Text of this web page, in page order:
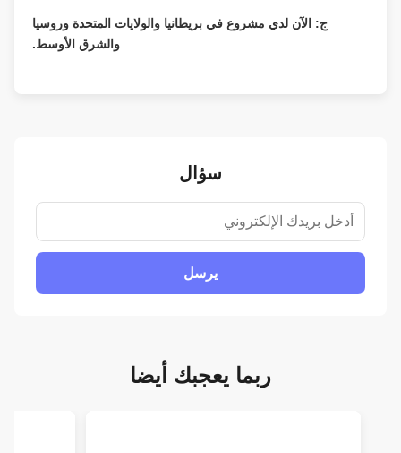
ج: الآن لدي مشروع في بريطانيا والولايات المتحدة وروسيا
والشرق الأوسط.
سؤال
يرسل
ربما يعجبك أيضا